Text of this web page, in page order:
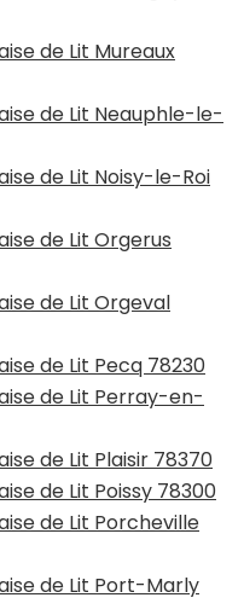
de Lit Mureaux
de Lit Neauphle-le-
de Lit Noisy-le-Roi
de Lit Orgerus
de Lit Orgeval
de Lit Pecq 78230
de Lit Perray-en-
de Lit Plaisir 78370
de Lit Poissy 78300
de Lit Porcheville
de Lit Port-Marly